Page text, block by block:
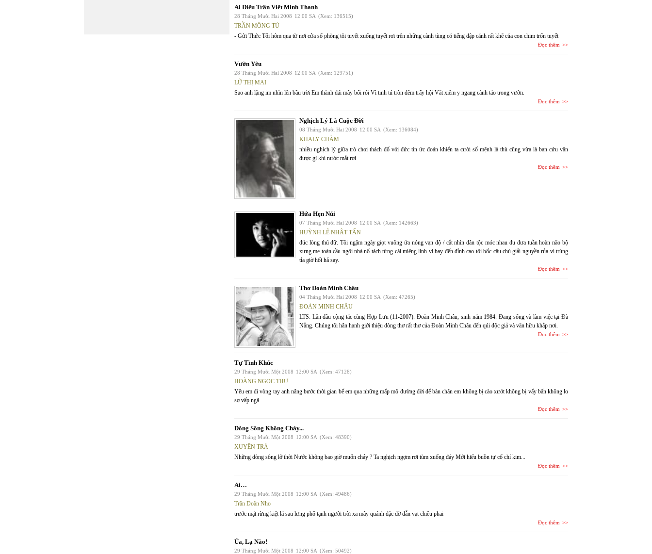
Ai Điếu Trần Viết Minh Thanh
28 Tháng Mười Hai 2008 12:00 SA (Xem: 136515)
TRẦN MỘNG TÚ
- Gửi Thức Tối hôm qua từ nơi cửa sổ phòng tôi tuyết xuống tuyết rơi trên những cành tùng có tiếng đập cánh rất khẽ của con chim trốn tuyết
Đọc thêm
Vườn Yêu
28 Tháng Mười Hai 2008 12:00 SA (Xem: 129751)
LỮ THỊ MAI
Sao anh lặng im nhìn lên bầu trời Em thành dải mây bối rối Vì tinh tú tròn đêm trẩy hội Vắt xiêm y ngang cành táo trong vườn.
Đọc thêm
Nghịch Lý Là Cuộc Đời
08 Tháng Mười Hai 2008 12:00 SA (Xem: 136084)
KHALY CHÀM
nhiều nghịch lý giữa trò chơi thách đố với đức tin ức đoán khiến ta cười số mệnh là thù cũng vừa là bạn cứu vãn
được gì khi nước mắt rơi
Đọc thêm
Hứa Hẹn Núi
07 Tháng Mười Hai 2008 12:00 SA (Xem: 142663)
HUỲNH LÊ NHẬT TẤN
đúc lòng thú dữ. Tôi ngậm ngày giọt vuông ứa nóng vạn độ / cắt nhìn dân tộc móc nhau đu đưa tuần hoàn não bộ
xưng mẹ toàn cầu ngôi nhà nổ tách từng cái miệng linh vị bay đến đỉnh cao tôi bốc câu chú giải nguyền rủa vi trùng
tỉa giờ hối hả say.
Đọc thêm
Thơ Đoàn Minh Châu
04 Tháng Mười Hai 2008 12:00 SA (Xem: 47265)
ĐOÀN MINH CHÂU
LTS: Lần đầu cộng tác cùng Hợp Lưu (11-2007). Đoàn Minh Châu, sinh năm 1984. Đang sống và làm việc tại Đà
Nẵng. Chúng tôi hân hạnh giới thiệu dòng thơ rất thơ của Đoàn Minh Châu đến qúi độc giả và văn hữu khắp nơi.
Đọc thêm
Tự Tình Khúc
29 Tháng Mười Một 2008 12:00 SA (Xem: 47128)
HOÀNG NGỌC THƯ
Yêu em đi vòng tay anh nâng bước thời gian bế em qua những mấp mô đường đời để bàn chân em không bị cào xướt không bị vấy bẩn không lo
sợ vấp ngã
Đọc thêm
Dòng Sông Không Chảy...
29 Tháng Mười Một 2008 12:00 SA (Xem: 48390)
XUYÊN TRÀ
Những dòng sông lỡ thời Nước không bao giờ muốn chảy ? Ta nghịch ngợm rơi tùm xuống đáy Mới hiểu buồn tự cổ chí kim...
Đọc thêm
Ai…
29 Tháng Mười Một 2008 12:00 SA (Xem: 49486)
Trần Doãn Nho
trước mặt rừng kiệt lá sau lưng phố tạnh người trời xa mây quánh đặc đờ đẫn vạt chiều phai
Đọc thêm
Ủa, Lạ Nào!
29 Tháng Mười Một 2008 12:00 SA (Xem: 50492)